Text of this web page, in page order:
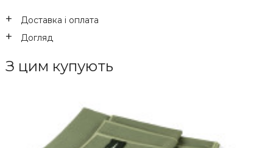
Доставка і оплата
Догляд
З цим купують